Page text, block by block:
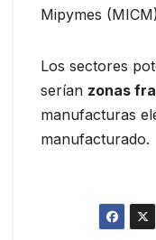
Mipymes
Los sectores
serían zonas
manufacturas
manufacturado.